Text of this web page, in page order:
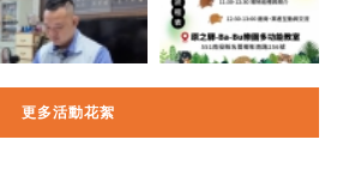
更多活動花絮